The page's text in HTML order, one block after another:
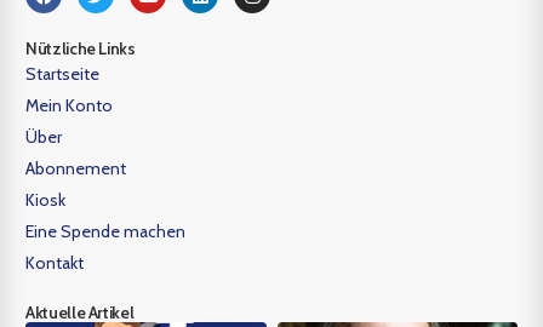
Nützliche Links
Startseite
Mein Konto
Über
Abonnement
Kiosk
Eine Spende machen
Kontakt
Aktuelle Artikel